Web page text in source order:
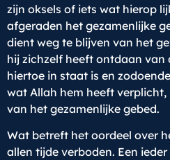
zijn oksels of iets wat hierop
afgeraden het gezamenlijke
dient weg te blijven van het
hij zichzelf heeft ontdaan van
hiertoe in staat is en
wat Allah hem heeft
van het gezamenlijke gebed.
Wat betreft het oordeel over
allen tijde verboden. Een